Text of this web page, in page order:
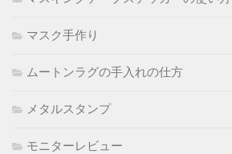
マスク手作り
ムートンラグの手入れの仕方
メタルスタンプ
モニターレビュー